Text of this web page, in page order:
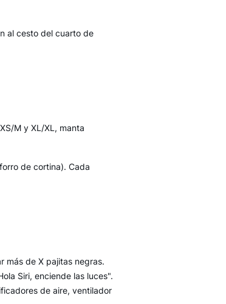
al cesto del cuarto de
M y XL/XL, manta
de cortina). Cada
más de X pajitas negras.
Siri, enciende las luces".
de aire, ventilador